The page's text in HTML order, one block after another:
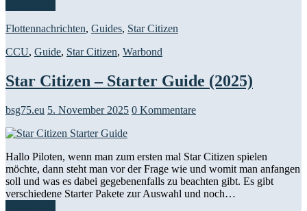
Flottennachrichten, Guides, Star Citizen
CCU, Guide, Star Citizen, Warbond
Star Citizen – Starter Guide (2025)
bsg75.eu 5. November 2025 0 Kommentare
Hallo Piloten, wenn man zum ersten mal Star Citizen spielen
möchte, dann steht man vor der Frage wie und womit man anfangen
soll und was es dabei gegebenenfalls zu beachten gibt. Es gibt
verschiedene Starter Pakete zur Auswahl und noch…